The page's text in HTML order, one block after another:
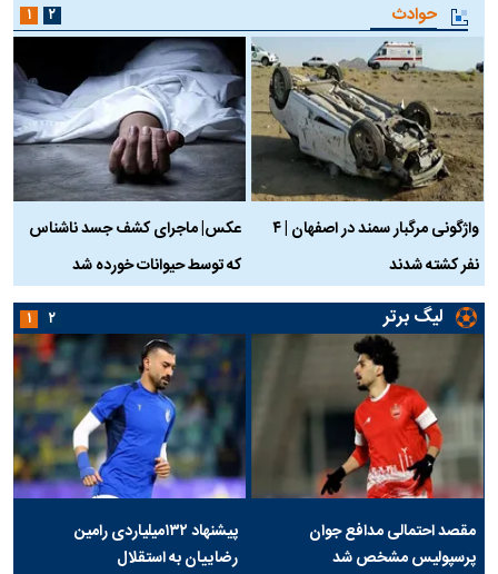
حوادث
واژگونی مرگبار سمند در اصفهان | ۴
نفر کشته شدند
عکس| ماجرای کشف جسد ناشناس
که توسط حیوانات خورده شد
۱ ۲
لیگ برتر
مقصد احتمالی مدافع جوان
پرسپولیس مشخص شد
پیشنهاد ۱۳۲میلیاردی رامین
رضاییان به استقلال
۱ ۲